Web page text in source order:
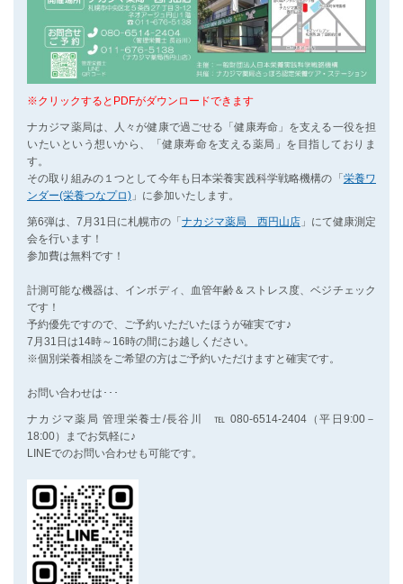
※クリックするとPDFがダウンロードできます
ナカジマ薬局は、人々が健康で過ごせる「健康寿命」を支える一役を担
いたいという想いから、「健康寿命を支える薬局」を目指しておりま
す。
その取り組みの１つとして今年も日本栄養実践科学戦略機構の「栄養ワ
ンダー(栄養つなプロ) 」に参加いたします。
第6弾は、7月31日に札幌市の「ナカジマ薬局 西円山店 」にて健康測定
会を行います！
参加費は無料です！
計測可能な機器は、インボディ、血管年齢＆ストレス度、ベジチェック
です！
予約優先ですので、ご予約いただいたほうが確実です♪
7月31日は14時～16時の間にお越しください。
※個別栄養相談をご希望の方はご予約いただけますと確実です。
お問い合わせは･･･
ナカジマ薬局 管理栄養士/長谷川 ℡ 080-6514-2404（平日9:00－
18:00）までお気軽に♪
LINEでのお問い合わせも可能です。